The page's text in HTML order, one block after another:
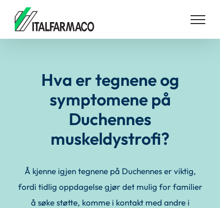
content
Hva er tegnene og
symptomene på
Duchennes
muskeldystrofi?
Å kjenne igjen tegnene på Duchennes er viktig,
fordi tidlig oppdagelse gjør det mulig for familier
å søke støtte, komme i kontakt med andre i